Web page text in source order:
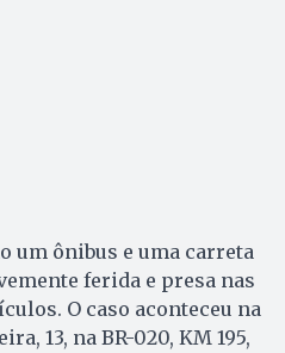
um ônibus e uma carreta
ferida e presa nas
O caso aconteceu na
13, na BR-020, KM 195,